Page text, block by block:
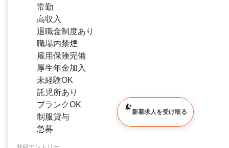
常勤
高収入
退職金制度あり
職場内禁煙
雇用保険完備
厚生年金加入
未経験OK
託児所あり
ブランクOK
制服貸与
急募
新着求人を受け取る